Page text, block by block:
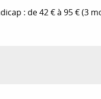
: de 42 € à 95 € (3